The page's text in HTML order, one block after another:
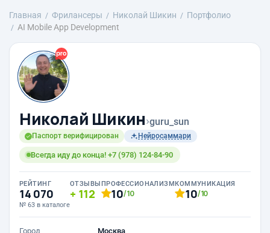
Главная Фрилансеры Николай Шикин
Портфолио
AI Mobile App Development
Николай Шикин›guru_sun
Паспорт верифицирован Нейросаммари
Всегда иду до конца! +7 (978) 124-84-90
РЕЙТИНГ
14 070
№ 63 в каталоге
ОТЗЫВЫ
112
ПРОФЕССИОНАЛИЗМ
10/10
КОММУНИКАЦИЯ
10/10
Город
Москва